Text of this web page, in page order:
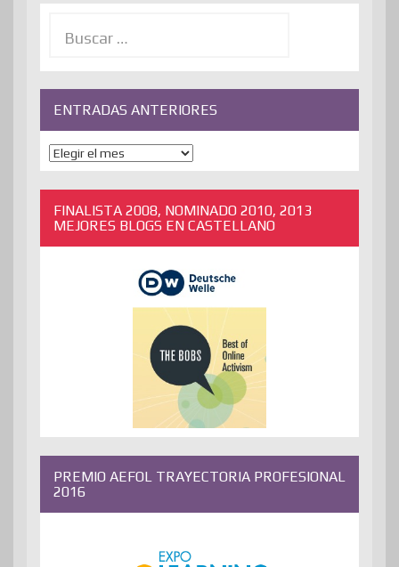
ENTRADAS ANTERIORES
ENTRADAS
ANTERIORES
FINALISTA 2008, NOMINADO 2010, 2013
MEJORES BLOGS EN CASTELLANO
PREMIO AEFOL TRAYECTORIA PROFESIONAL
2016